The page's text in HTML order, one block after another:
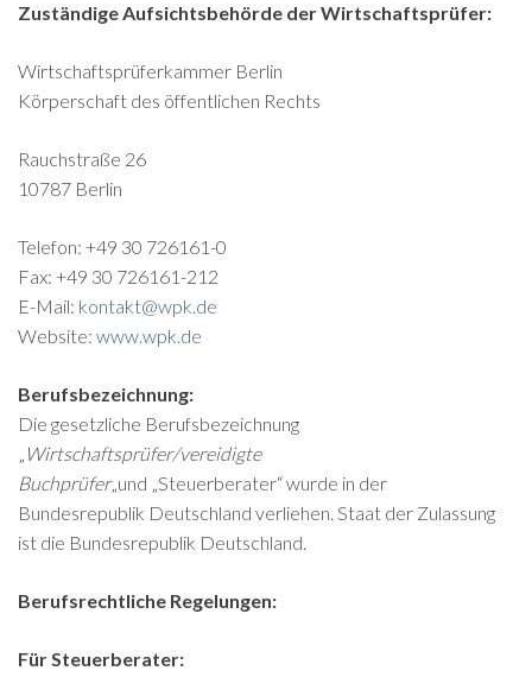
Zuständige Aufsichtsbehörde der Wirtschaftsprüfer:
Wirtschaftsprüferkammer Berlin
Körperschaft des öffentlichen Rechts
Rauchstraße 26
10787 Berlin
Telefon: +49 30 726161-0
Fax: +49 30 726161-212
E-Mail: kontakt@wpk.de
Website: www.wpk.de
Berufsbezeichnung:
Die gesetzliche Berufsbezeichnung
„ Wirtschaftsprüfer/vereidigte
Buchprüfer„und „Steuerberater“ wurde in der
Bundesrepublik Deutschland verliehen. Staat der Zulassung
ist die Bundesrepublik Deutschland.
Berufsrechtliche Regelungen:
Für Steuerberater: